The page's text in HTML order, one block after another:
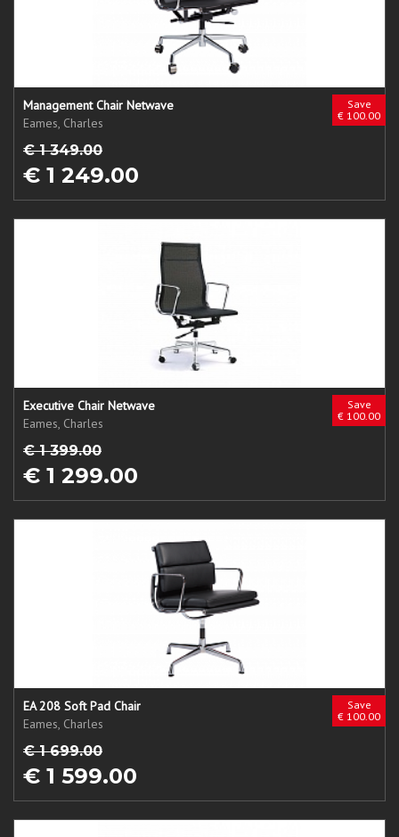
Save
€ 100.00
Management Chair Netwave
Eames, Charles
€ 1 349.00
€ 1 249.00
Save
€ 100.00
Executive Chair Netwave
Eames, Charles
€ 1 399.00
€ 1 299.00
Save
€ 100.00
EA 208 Soft Pad Chair
Eames, Charles
€ 1 699.00
€ 1 599.00